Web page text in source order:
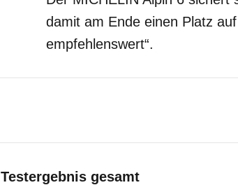
damit am Ende einen Platz
empfehlenswert“.
Testergebnis gesamt